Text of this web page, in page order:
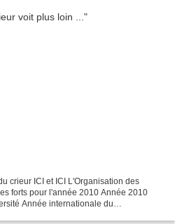
crieur ICI et ICI L'Organisation des
forts pour l'année 2010 Année 2010
Année internationale du